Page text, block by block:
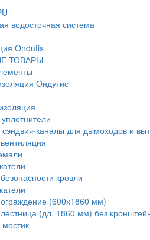
водосточная система
Ondutis
ТОВАРЫ
Ондутис
каналы для дымоходов и
кровли
(600х1860 мм)
(дл. 1860 мм) без